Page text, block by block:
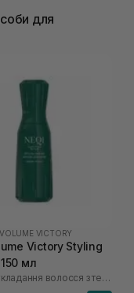
для
VICTORY
Victory Styling
мл
Мус для укладання волосся з термозахистом